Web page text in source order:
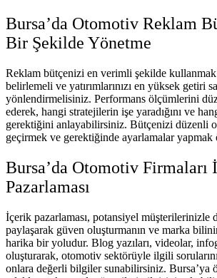
Bursa’da Otomotiv Reklam
Bir Şekilde Yönetme
Reklam bütçenizi en verimli şekilde
belirlemeli ve yatırımlarınızı en yüksek getiri
yönlendirmelisiniz. Performans ölçümlerini
ederek, hangi stratejilerin işe yaradığını ve
gerektiğini anlayabilirsiniz. Bütçenizi düzenli
geçirmek ve gerektiğinde ayarlamalar yapmak
Bursa’da Otomotiv
Pazarlaması
İçerik pazarlaması, potansiyel müşterilerinizle
paylaşarak güven oluşturmanın ve marka
harika bir yoludur. Blog yazıları, videolar,
oluşturarak, otomotiv sektörüyle ilgili
onlara değerli bilgiler sunabilirsiniz. Bursa’ya